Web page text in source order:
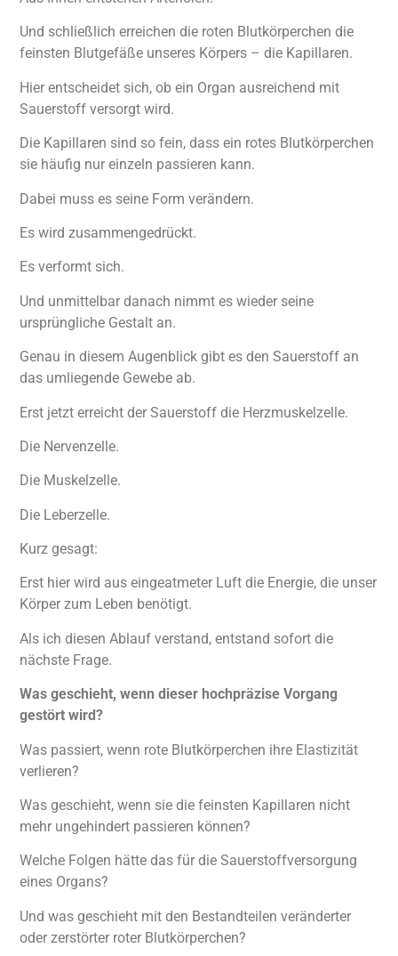
Und schließlich erreichen die roten Blutkörperchen die
feinsten Blutgefäße unseres Körpers – die Kapillaren.
Hier entscheidet sich, ob ein Organ ausreichend mit
Sauerstoff versorgt wird.
Die Kapillaren sind so fein, dass ein rotes Blutkörperchen
sie häufig nur einzeln passieren kann.
Dabei muss es seine Form verändern.
Es wird zusammengedrückt.
Es verformt sich.
Und unmittelbar danach nimmt es wieder seine
ursprüngliche Gestalt an.
Genau in diesem Augenblick gibt es den Sauerstoff an
das umliegende Gewebe ab.
Erst jetzt erreicht der Sauerstoff die Herzmuskelzelle.
Die Nervenzelle.
Die Muskelzelle.
Die Leberzelle.
Kurz gesagt:
Erst hier wird aus eingeatmeter Luft die Energie, die unser
Körper zum Leben benötigt.
Als ich diesen Ablauf verstand, entstand sofort die
nächste Frage.
Was geschieht, wenn dieser hochpräzise Vorgang
gestört wird?
Was passiert, wenn rote Blutkörperchen ihre Elastizität
verlieren?
Was geschieht, wenn sie die feinsten Kapillaren nicht
mehr ungehindert passieren können?
Welche Folgen hätte das für die Sauerstoffversorgung
eines Organs?
Und was geschieht mit den Bestandteilen veränderter
oder zerstörter roter Blutkörperchen?